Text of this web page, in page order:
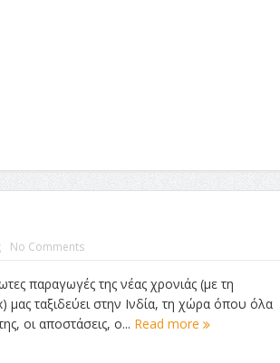
No Comments
παραγωγές της νέας χρονιάς (με τη
ταξιδεύει στην Ινδία, τη χώρα όπου όλα
οι αποστάσεις, ο... Read more